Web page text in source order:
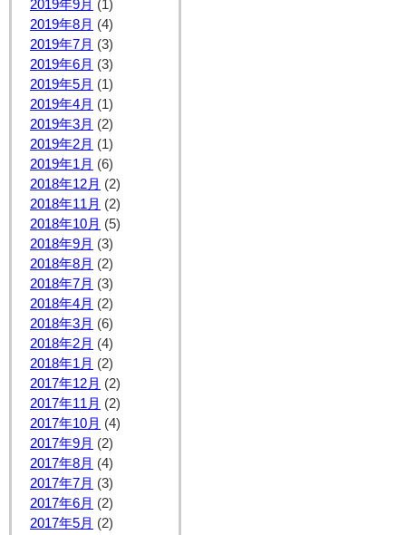
2019年9月 (1)
2019年8月 (4)
2019年7月 (3)
2019年6月 (3)
2019年5月 (1)
2019年4月 (1)
2019年3月 (2)
2019年2月 (1)
2019年1月 (6)
2018年12月 (2)
2018年11月 (2)
2018年10月 (5)
2018年9月 (3)
2018年8月 (2)
2018年7月 (3)
2018年4月 (2)
2018年3月 (6)
2018年2月 (4)
2018年1月 (2)
2017年12月 (2)
2017年11月 (2)
2017年10月 (4)
2017年9月 (2)
2017年8月 (4)
2017年7月 (3)
2017年6月 (2)
2017年5月 (2)